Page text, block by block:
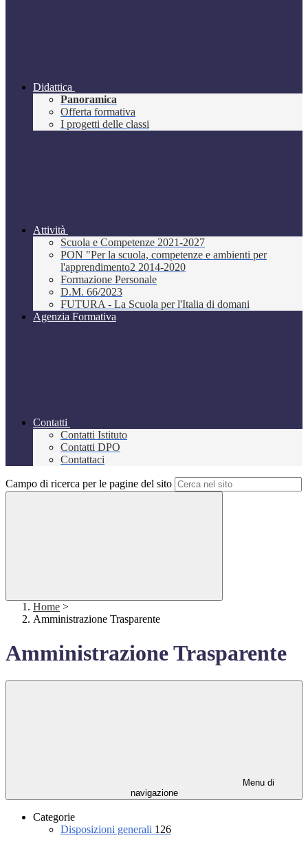
Didattica
Panoramica
Offerta formativa
I progetti delle classi
Attività
Scuola e Competenze 2021-2027
PON "Per la scuola, competenze e ambienti per
l'apprendimento2 2014-2020
Formazione Personale
D.M. 66/2023
FUTURA - La Scuola per l'Italia di domani
Agenzia Formativa
Contatti
Contatti Istituto
Contatti DPO
Contattaci
Campo di ricerca per le pagine del sito
Home >
Amministrazione Trasparente
Amministrazione Trasparente
Menu di
navigazione
Categorie
Disposizioni generali 126